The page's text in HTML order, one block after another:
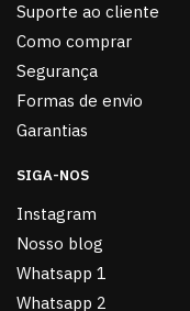
Suporte ao cliente
Como comprar
Segurança
Formas de envio
Garantias
SIGA-NOS
Instagram
Nosso blog
Whatsapp 1
Whatsapp 2